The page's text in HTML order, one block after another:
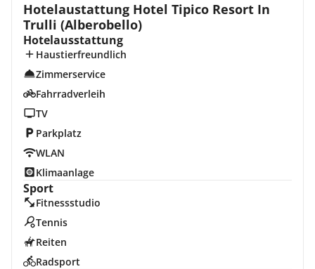
Hotelaustattung Hotel Tipico Resort In
Trulli (Alberobello)
Hotelausstattung
Haustierfreundlich
Zimmerservice
Fahrradverleih
TV
Parkplatz
WLAN
Klimaanlage
Sport
Fitnessstudio
Tennis
Reiten
Radsport